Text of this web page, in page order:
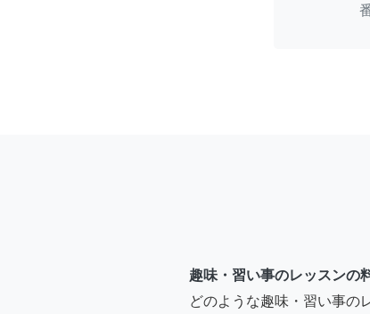
趣味・習い事のレッスンの
どのような趣味・習い事の